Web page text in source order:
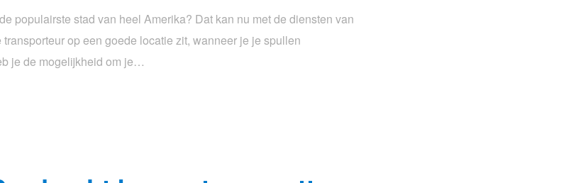
populairste stad van heel Amerika? Dat kan nu met de diensten van
op een goede locatie zit, wanneer je je spullen
je de mogelijkheid om je…